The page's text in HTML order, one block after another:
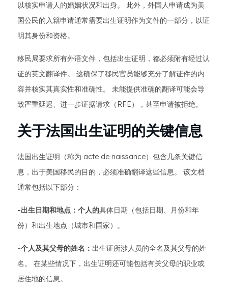
以核实申请人的婚姻状况和出身。 此外，外国人申请成为美
国公民的入籍申请通常需要出生证明作为文件的一部分，以证
明其身份和资格。
移民局要求所有外语文件，包括出生证明，都必须附有经过认
证的英文翻译件。 这确保了移民官员能够充分了解证件的内
容并核实其真实性和准确性。 未能提供准确的翻译可能会导
致严重延迟、进一步证据请求（RFE），甚至申请被拒绝。
关于法国出生证明的关键信息
法国出生证明（称为 acte de naissance）包含几条关键信
息，出于美国移民的目的，必须准确翻译这些信息。 该文档
通常包括以下部分：
-出生日期和地点：个人的具体日期（包括日期、月份和年
份）和出生地点（城市和国家）。
-个人及其父母的姓名： 出生证所涉人员的全名及其父母的姓
名。 在某些情况下，出生证明还可能包括有关父母的职业或
居住地的信息。